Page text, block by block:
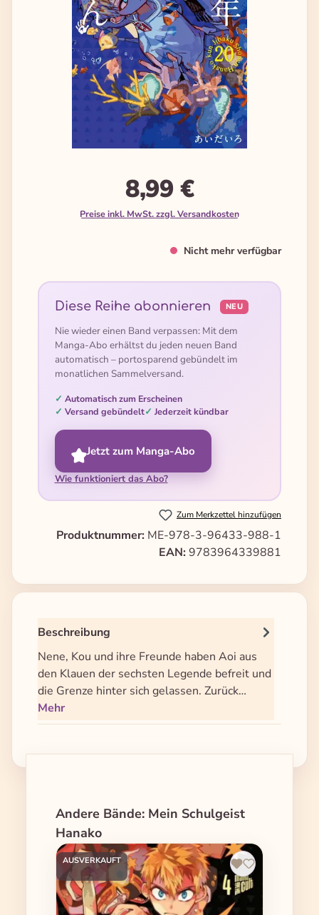
8,99 €
Preise inkl. MwSt. zzgl. Versandkosten
Nicht mehr verfügbar
Diese Reihe abonnieren NEU
Nie wieder einen Band verpassen: Mit dem
Manga-Abo erhältst du jeden neuen Band
automatisch – portosparend gebündelt im
monatlichen Sammelversand.
Automatisch zum Erscheinen
Versand gebündelt
Jederzeit kündbar
Jetzt zum Manga-Abo
Wie funktioniert das Abo?
Zum Merkzettel hinzufügen
Produktnummer: ME-978-3-96433-988-1
EAN: 9783964339881
Beschreibung
Nene, Kou und ihre Freunde haben Aoi aus
den Klauen der sechsten Legende befreit und
die Grenze hinter sich gelassen. Zurück…
Mehr
Produktgalerie überspringen
Andere Bände: Mein Schulgeist
Hanako
AUSVERKAUFT